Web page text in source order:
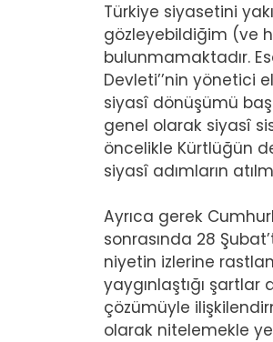
Türkiye siyasetini
gözleyebildiğim (ve
bulunmamaktadır.
Devleti’’nin yönetici
siyasî dönüşümü
genel olarak siyasî
öncelikle Kürtlüğün
siyasî adımların
Ayrıca gerek
sonrasında 28
niyetin izlerine
yaygınlaştığı şartlar
çözümüyle
olarak nitelemekle